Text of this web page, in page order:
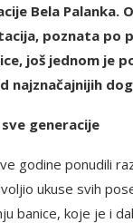
Bela Palanka.
poznata po
još jednom je
najznačajnijih
generacije
godine ponudili
ukuse svih
banice, koje je i